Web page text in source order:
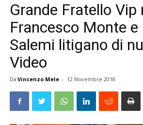
Grande Fratello Vip
Francesco Monte e
Salemi litigano di
Video
Da Vincenzo Mele - 12 Novembre 2018